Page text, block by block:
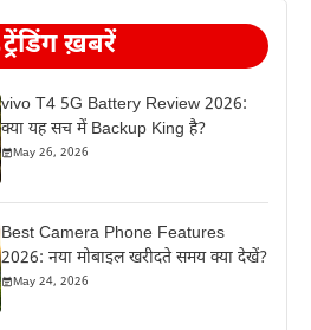
ट्रेंडिंग ख़बरें
vivo T4 5G Battery Review 2026:
क्या यह सच में Backup King है?
May 26, 2026
Best Camera Phone Features
2026: नया मोबाइल खरीदते समय क्या देखें?
May 24, 2026